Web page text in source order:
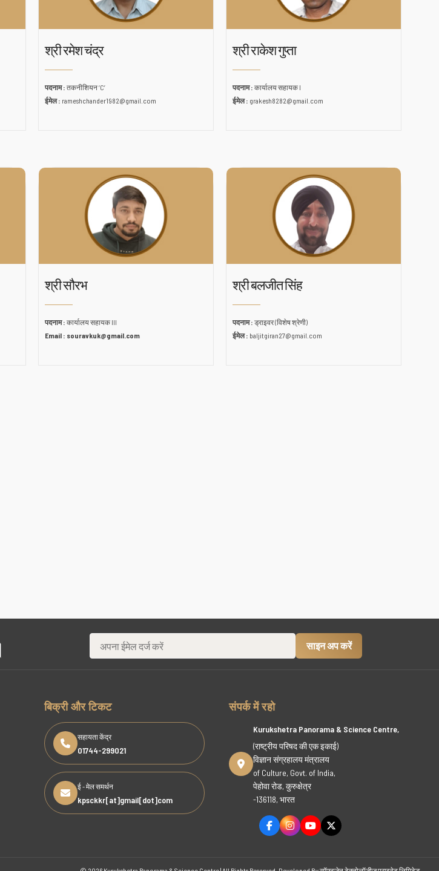
श्री रमेश चंद्र
पदनाम : तकनीशियन ‘C’
ईमेल : rameshchander1982@gmail.com
श्री राकेश गुप्ता
पदनाम : कार्यालय सहायक I
ईमेल : grakesh8282@gmail.com
श्री सौरभ
पदनाम : कार्यालय सहायक III
Email : souravkuk@gmail.com
श्री बलजीत सिंह
पदनाम : ड्राइवर (विशेष श्रेणी)
ईमेल : baljitgiran27@gmail.com
बिक्री और टिकट
सहायता केंद्र
01744-299021
ई - मेल समर्थन
kpsckkr[at]gmail[dot]com
संपर्क में रहो
Kurukshetra Panorama & Science Centre,
(राष्ट्रीय परिषद की एक इकाई)
विज्ञान संग्रहालय मंत्रालय
of Culture, Govt. of India,
पेहोवा रोड, कुरुक्षेत्र
-136118, भारत